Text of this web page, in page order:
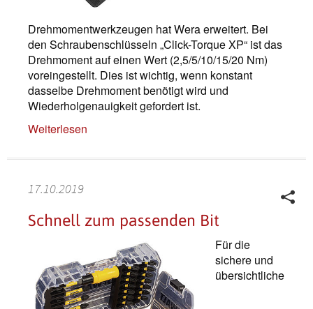
Drehmomentwerkzeugen hat Wera erweitert. Bei
den Schraubenschlüsseln „Click-Torque XP“ ist das
Drehmoment auf einen Wert (2,5/5/10/15/20 Nm)
voreingestellt. Dies ist wichtig, wenn konstant
dasselbe Drehmoment benötigt wird und
Wiederholgenauigkeit gefordert ist.
Weiterlesen
17.10.2019
Schnell zum passenden Bit
Für die
sichere und
übersichtliche